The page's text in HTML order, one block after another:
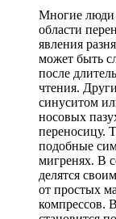
Многие люди
области
явления
может быть
после
чтения.
синуситом
носовых
переносицу.
подобные
мигренях. В
делятся
от простых
компрессов.